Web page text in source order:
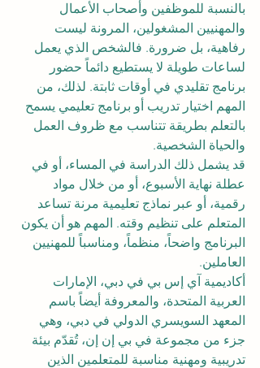
بالنسبة للموظفين وأصحاب الأعمال
والمهنيين المشغولين، المرونة ليست
رفاهية، بل ضرورة. فالشخص الذي يعمل
لساعات طويلة لا يستطيع دائماً حضور
برنامج تقليدي في أوقات ثابتة. لذلك، من
المهم اختيار تدريب أو برنامج تعليمي يسمح
بالتعلم بطريقة تتناسب مع ظروف العمل
والحياة الشخصية.
قد يشمل ذلك الدراسة في المساء، أو في
عطلة نهاية الأسبوع، أو من خلال مواد
رقمية، أو عبر نماذج تعليمية مرنة تساعد
المتعلم على تنظيم وقته. المهم هو أن يكون
البرنامج واضحاً، منظماً، ومناسباً للمهنيين
العاملين.
أكاديمية آي إس بي في دبي، الإمارات
العربية المتحدة، والمعروفة أيضاً باسم
المعهد السويسري الدولي في دبي، وهي
جزء من مجموعة في بي إن إن، تُقدّم بيئة
تدريبية ومهنية مناسبة للمتعلمين الذين